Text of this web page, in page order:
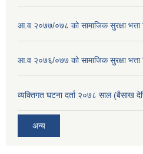
आ.व २०७७/०७८ को सामाजिक सुरक्षा भत्ता
आ.व २०७६/०७७ को सामाजिक सुरक्षा भत्ता
व्यक्तिगत घटना दर्ता २०७८ साल (बैसाख
अन्य